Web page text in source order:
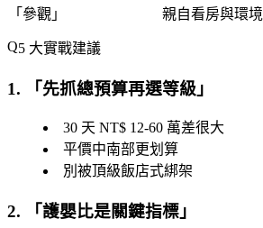
「 參觀 」 親自看房與環境
5 大實戰建議
1. 「先抓總預算再選等級 」
30 天 NT$ 12-60 萬差很大
平價中南部更划算
別被頂級飯店式綁架
2. 「護嬰比是關鍵指標 」